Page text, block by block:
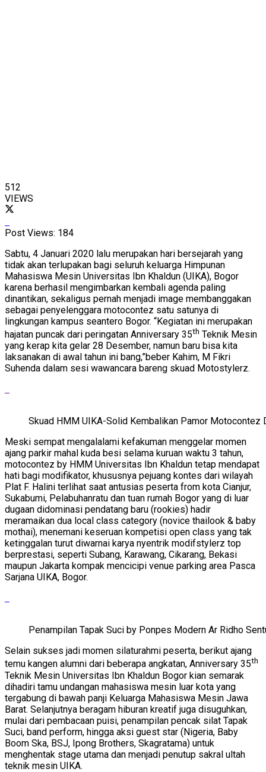
512
VIEWS
Post Views: 184
Sabtu, 4 Januari 2020 lalu merupakan hari bersejarah yang
tidak akan terlupakan bagi seluruh keluarga Himpunan
Mahasiswa Mesin Universitas Ibn Khaldun (UIKA), Bogor
karena berhasil mengimbarkan kembali agenda paling
dinantikan, sekaligus pernah menjadi image membanggakan
sebagai penyelenggara motocontez satu satunya di
lingkungan kampus seantero Bogor. “Kegiatan ini merupakan
hajatan puncak dari peringatan Anniversary 35th Teknik Mesin
yang kerap kita gelar 28 Desember, namun baru bisa kita
laksanakan di awal tahun ini bang,”beber Kahim, M Fikri
Suhenda dalam sesi wawancara bareng skuad Motostylerz.
Skuad HMM UIKA-Solid Kembalikan Pamor Motocontez
Meski sempat mengalalami kefakuman menggelar momen
ajang parkir mahal kuda besi selama kuruan waktu 3 tahun,
motocontez by HMM Universitas Ibn Khaldun tetap mendapat
hati bagi modifikator, khususnya pejuang kontes dari wilayah
Plat F. Halini terlihat saat antusias peserta from kota Cianjur,
Sukabumi, Pelabuhanratu dan tuan rumah Bogor yang di luar
dugaan didominasi pendatang baru (rookies) hadir
meramaikan dua local class category (novice thailook & baby
mothai), menemani keseruan kompetisi open class yang tak
ketinggalan turut diwarnai karya nyentrik modifstylerz top
berprestasi, seperti Subang, Karawang, Cikarang, Bekasi
maupun Jakarta kompak mencicipi venue parking area Pasca
Sarjana UIKA, Bogor.
Penampilan Tapak Suci by Ponpes Modern Ar Ridho
Selain sukses jadi momen silaturahmi peserta, berikut ajang
temu kangen alumni dari beberapa angkatan, Anniversary 35th
Teknik Mesin Universitas Ibn Khaldun Bogor kian semarak
dihadiri tamu undangan mahasiswa mesin luar kota yang
tergabung di bawah panji Keluarga Mahasiswa Mesin Jawa
Barat. Selanjutnya beragam hiburan kreatif juga disuguhkan,
mulai dari pembacaan puisi, penampilan pencak silat Tapak
Suci, band perform, hingga aksi guest star (Nigeria, Baby
Boom Ska, BSJ, Ipong Brothers, Skagratama) untuk
menghentak stage utama dan menjadi penutup sakral ultah
teknik mesin UIKA.